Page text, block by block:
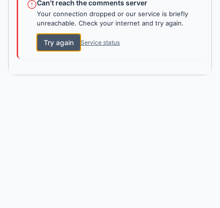
Can't reach the comments server
Your connection dropped or our service is briefly
unreachable. Check your internet and try again.
Try again Service status